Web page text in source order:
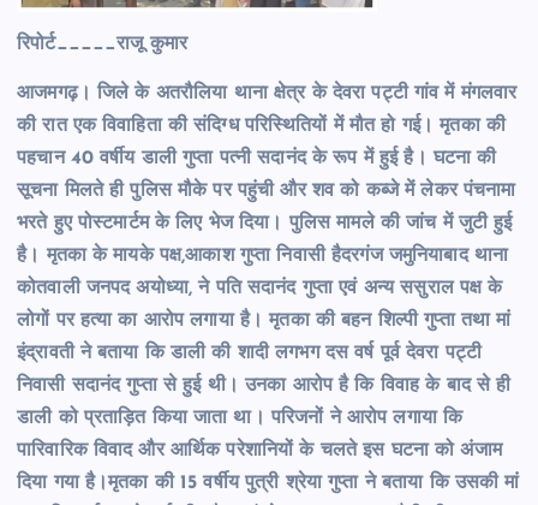
रिपोर्ट_____राजू कुमार
आजमगढ़। जिले के अतरौलिया थाना क्षेत्र के देवरा पट्टी गांव में मंगलवार
की रात एक विवाहिता की संदिग्ध परिस्थितियों में मौत हो गई। मृतका की
पहचान 40 वर्षीय डाली गुप्ता पत्नी सदानंद के रूप में हुई है। घटना की
सूचना मिलते ही पुलिस मौके पर पहुंची और शव को कब्जे में लेकर पंचनामा
भरते हुए पोस्टमार्टम के लिए भेज दिया। पुलिस मामले की जांच में जुटी हुई
है। मृतका के मायके पक्ष,आकाश गुप्ता निवासी हैदरगंज जमुनियाबाद थाना
कोतवाली जनपद अयोध्या, ने पति सदानंद गुप्ता एवं अन्य ससुराल पक्ष के
लोगों पर हत्या का आरोप लगाया है। मृतका की बहन शिल्पी गुप्ता तथा मां
इंद्रावती ने बताया कि डाली की शादी लगभग दस वर्ष पूर्व देवरा पट्टी
निवासी सदानंद गुप्ता से हुई थी। उनका आरोप है कि विवाह के बाद से ही
डाली को प्रताड़ित किया जाता था। परिजनों ने आरोप लगाया कि
पारिवारिक विवाद और आर्थिक परेशानियों के चलते इस घटना को अंजाम
दिया गया है।मृतका की 15 वर्षीय पुत्री श्रेया गुप्ता ने बताया कि उसकी मां